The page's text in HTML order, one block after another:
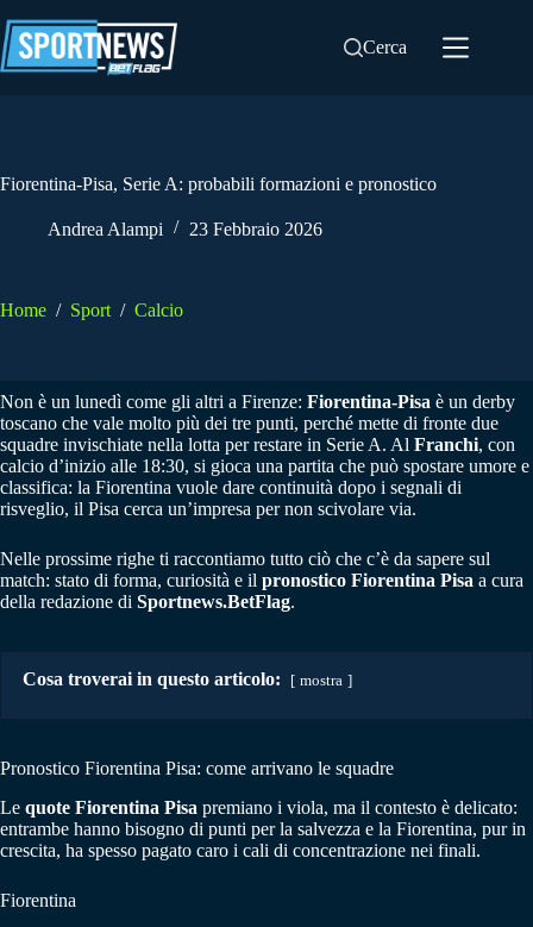
al
contenuto
Cerca
Fiorentina-Pisa, Serie A: probabili formazioni e pronostico
Andrea Alampi 23 Febbraio 2026
Home / Sport / Calcio
Non è un lunedì come gli altri a Firenze: Fiorentina-Pisa è un derby
toscano che vale molto più dei tre punti, perché mette di fronte due
squadre invischiate nella lotta per restare in Serie A. Al Franchi, con
calcio d’inizio alle 18:30, si gioca una partita che può spostare umore e
classifica: la Fiorentina vuole dare continuità dopo i segnali di
risveglio, il Pisa cerca un’impresa per non scivolare via.
Nelle prossime righe ti raccontiamo tutto ciò che c’è da sapere sul
match: stato di forma, curiosità e il pronostico Fiorentina Pisa a cura
della redazione di Sportnews.BetFlag.
Cosa troverai in questo articolo: mostra
Pronostico Fiorentina Pisa: come arrivano le squadre
Le quote Fiorentina Pisa premiano i viola, ma il contesto è delicato:
entrambe hanno bisogno di punti per la salvezza e la Fiorentina, pur in
crescita, ha spesso pagato caro i cali di concentrazione nei finali.
Fiorentina